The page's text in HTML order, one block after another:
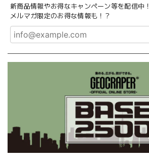
新商品情報やお得なキャンペーン等を配信中！
メルマガ限定のお得な情報も！？